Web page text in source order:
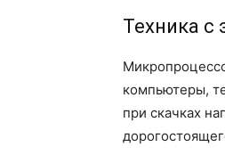
Техника с
компьютеры,
при скачках